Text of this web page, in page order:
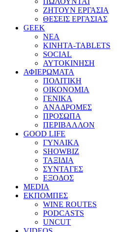
ΖΗΤΟΥΝ ΕΡΓΑΣΙΑ
ΘΕΣΕΙΣ ΕΡΓΑΣΙΑΣ
GEEK
ΝΕΑ
ΚΙΝΗΤΑ-TABLETS
SOCIAL
ΑΥΤΟΚΙΝΗΣΗ
ΑΦΙΕΡΩΜΑΤΑ
ΠΟΛΙΤΙΚΗ
ΟΙΚΟΝΟΜΙΑ
ΓΕΝΙΚΑ
ΑΝΑΔΡΟΜΕΣ
ΠΡΟΣΩΠΑ
ΠΕΡΙΒΑΛΛΟΝ
GOOD LIFE
ΓΥΝΑΙΚΑ
SHOWBIZ
ΤΑΞΙΔΙΑ
ΣΥΝΤΑΓΕΣ
ΕΞΟΔΟΣ
MEDIA
ΕΚΠΟΜΠΕΣ
WINE ROUTES
PODCASTS
UNCUT